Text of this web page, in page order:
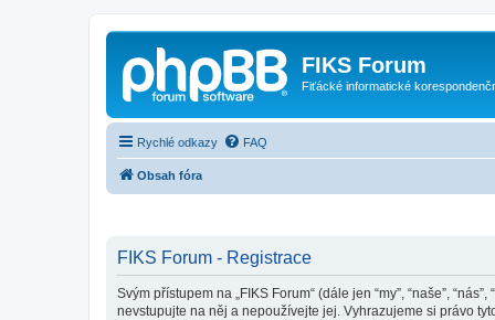
FIKS Forum
Fiťácké informatické
Rychlé odkazy FAQ
Obsah fóra
FIKS Forum - Registrace
Svým přístupem na „FIKS Forum“ (dále jen “my”, “naše”,
nevstupujte na něj a nepoužívejte jej. Vyhrazujeme si právo